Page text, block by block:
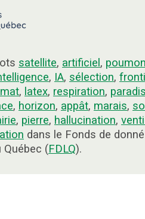
satellite, artificiel,
, IA, sélection,
, latex, respiration,
, horizon, appât, marais,
, pierre, hallucination,
dans le Fonds de
Québec (FDLQ).